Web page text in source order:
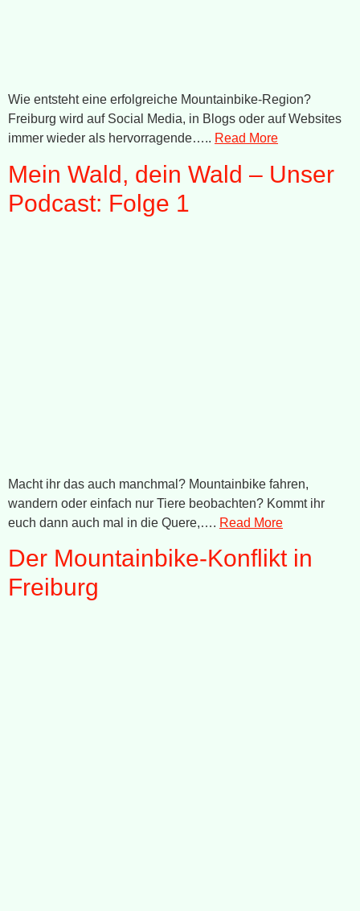
Wie entsteht eine erfolgreiche Mountainbike-Region?
Freiburg wird auf Social Media, in Blogs oder auf Websites
immer wieder als hervorragende….. Read More
Mein Wald, dein Wald – Unser
Podcast: Folge 1
Macht ihr das auch manchmal? Mountainbike fahren,
wandern oder einfach nur Tiere beobachten? Kommt ihr
euch dann auch mal in die Quere,…. Read More
Der Mountainbike-Konflikt in
Freiburg